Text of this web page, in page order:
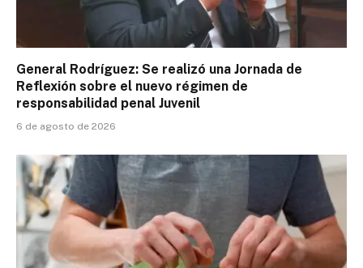
General Rodríguez: Se realizó una Jornada de
Reflexión sobre el nuevo régimen de
responsabilidad penal Juvenil
6 de agosto de 2026